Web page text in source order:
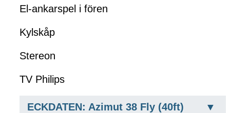
El-ankarspel i fören
Kylskåp
Stereon
TV Philips
ECKDATEN: Azimut 38 Fly (40ft)